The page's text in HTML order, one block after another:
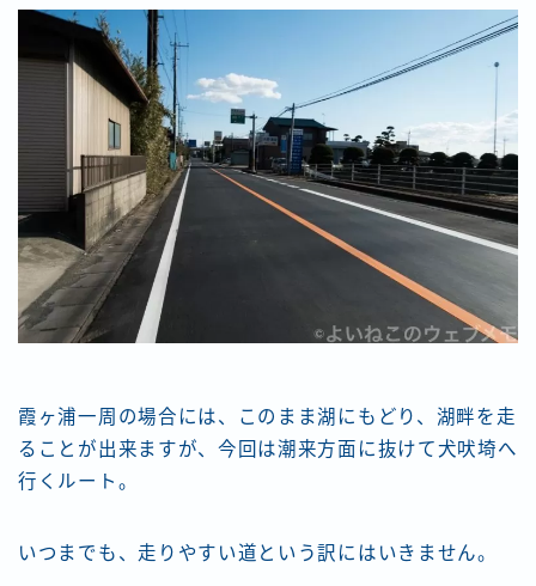
霞ヶ浦一周の場合には、このまま湖にもどり、湖畔を走
ることが出来ますが、今回は潮来方面に抜けて犬吠埼へ
行くルート。
いつまでも、走りやすい道という訳にはいきません。